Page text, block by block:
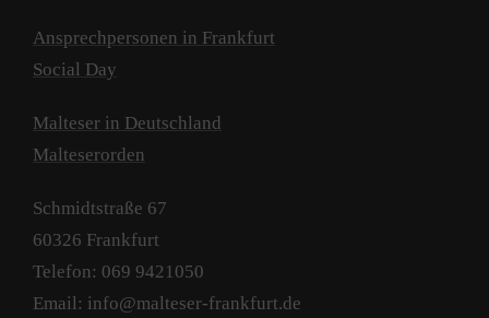
Ansprechpersonen in Frankfurt
Social Day
Malteser in Deutschland
Malteserorden
Schmidtstraße 67
60326 Frankfurt
Telefon: 069 9421050
Email: info@malteser-frankfurt.de